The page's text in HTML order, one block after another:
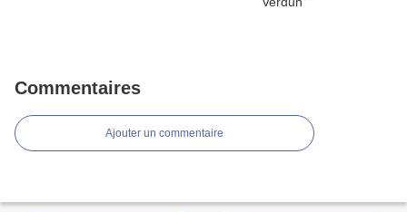
Commentaires
Ajouter un commentaire